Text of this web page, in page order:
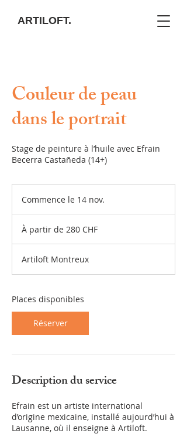
ARTILOFT.
Couleur de peau
dans le portrait
Stage de peinture à l’huile avec Efrain
Becerra Castañeda (14+)
Commence le 14 nov.
e
e
v
partir
francs
À partir de 280 CHF
Artiloft Montreux
Places disponibles
Réserver
Description du service
Efrain est un artiste international
d’origine mexicaine, installé aujourd’hui à
Lausanne, où il enseigne à Artiloft.